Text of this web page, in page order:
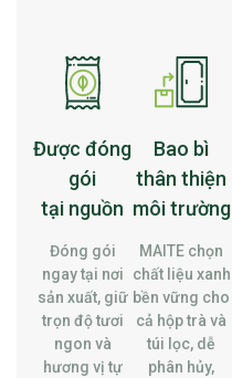
Được đóng
gói
tại nguồn
Đóng gói
ngay tại nơi
sản xuất, giữ
trọn độ tươi
ngon và
hương vị tự
Bao bì
thân thiện
môi trường
MAITE chọn
chất liệu xanh
bền vững cho
cả hộp trà và
túi lọc, dễ
phân hủy,